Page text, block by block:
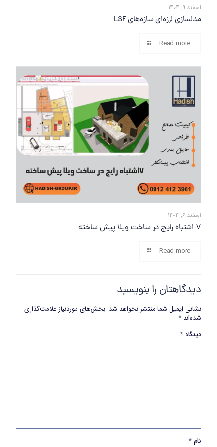
اسفند 9, 1404
مدلسازی لرزه‌ای سازه‌های LSF
Read more
اسفند 6, 1404
7 اشتباه رایج در ساخت ویلا پیش ساخته
Read more
دیدگاهتان را بنویسید
نشانی ایمیل شما منتشر نخواهد شد. بخش‌های موردنیاز علامت‌گذاری
شده‌اند *
دیدگاه *
نام*